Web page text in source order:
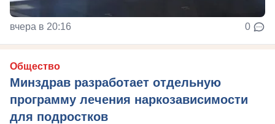
вчера в 20:16 0
Общество
Минздрав разработает отдельную
программу лечения наркозависимости
для подростков